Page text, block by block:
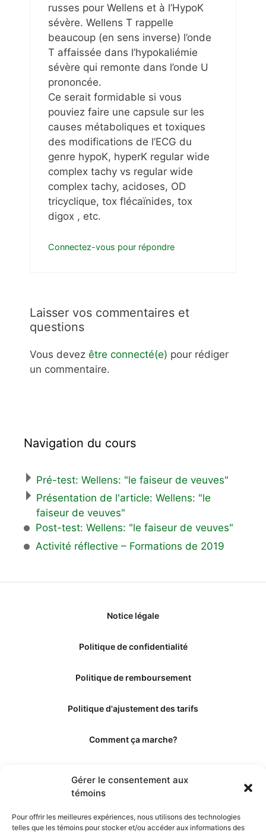
Gérer le consentement aux
témoins
Pour offrir les meilleures expériences, nous utilisons des technologies
telles que les témoins pour stocker et/ou accéder aux informations des
russes pour Wellens et à l’HypoK
sévère. Wellens T rappelle
beaucoup (en sens inverse) l’onde
T affaissée dans l’hypokaliémie
sévère qui remonte dans l’onde U
prononcée.
Ce serait formidable si vous
pouviez faire une capsule sur les
causes métaboliques et toxiques
des modifications de l’ECG du
genre hypoK, hyperK regular wide
complex tachy vs regular wide
complex tachy, acidoses, OD
tricyclique, tox flécaïnides, tox
digox , etc.
Connectez-vous pour répondre
Laisser vos commentaires et
questions
Vous devez être connecté(e) pour rédiger
un commentaire.
Navigation du cours
Pré-test: Wellens: "le faiseur de veuves"
Présentation de l'article: Wellens: "le
faiseur de veuves"
Post-test: Wellens: "le faiseur de veuves"
Activité réflective – Formations de 2019
Notice légale
Politique de confidentialité
Politique de remboursement
Politique d'ajustement des tarifs
Comment ça marche?